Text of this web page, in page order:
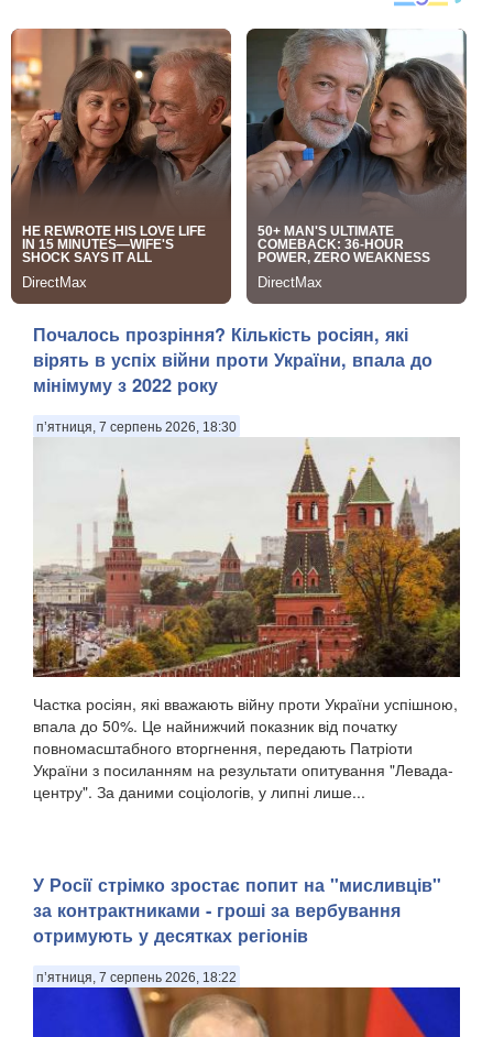
Почалось прозріння? Кількість росіян, які
вірять в успіх війни проти України, впала до
мінімуму з 2022 року
п’ятниця, 7 серпень 2026, 18:30
Частка росіян, які вважають війну проти України успішною,
впала до 50%. Це найнижчий показник від початку
повномасштабного вторгнення, передають Патріоти
України з посиланням на результати опитування "Левада-
центру". За даними соціологів, у липні лише...
У Росії стрімко зростає попит на "мисливців"
за контрактниками - гроші за вербування
отримують у десятках регіонів
п’ятниця, 7 серпень 2026, 18:22